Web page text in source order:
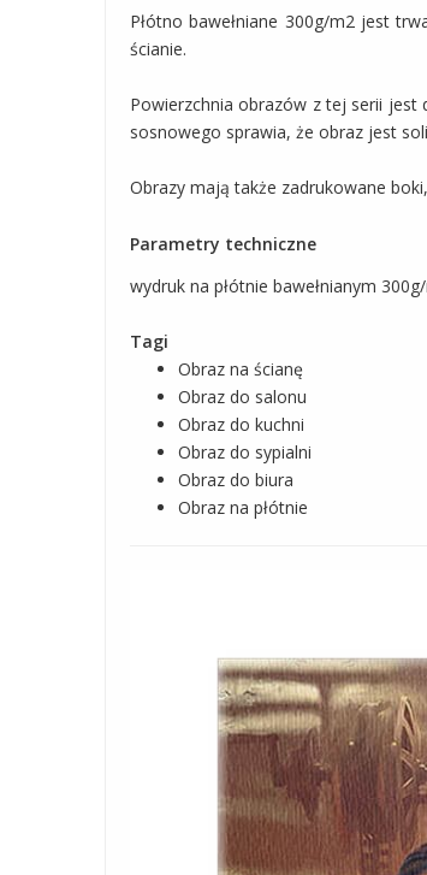
Płótno bawełniane 300g/m2 jest
ścianie.
Powierzchnia obrazów z tej serii jest
sosnowego sprawia, że obraz jest
Obrazy mają także zadrukowane
Parametry techniczne
wydruk na płótnie bawełnianym
Tagi
Obraz na ścianę
Obraz do salonu
Obraz do kuchni
Obraz do sypialni
Obraz do biura
Obraz na płótnie